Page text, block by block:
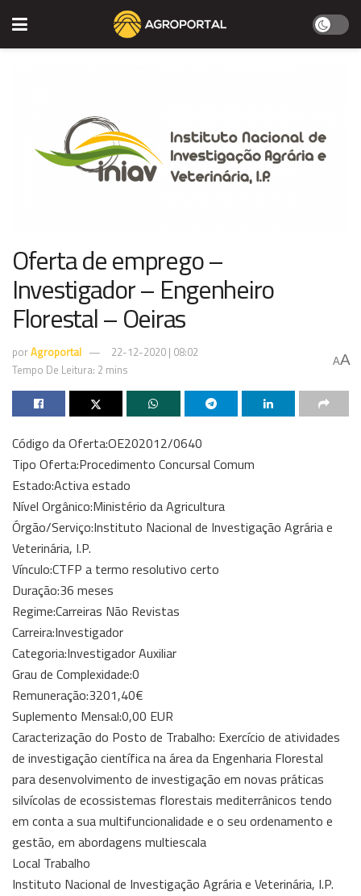
Oferta de emprego –
Investigador – Engenheiro
Florestal – Oeiras
porAgroportal
22-12-2020 | 08:02
Tempo De Leitura: 2 mins
AA
Código da Oferta:OE202012/0640
Tipo Oferta:Procedimento Concursal Comum
Estado:Activa estado
Nível Orgânico:Ministério da Agricultura
Órgão/Serviço:Instituto Nacional de Investigação Agrária e
Veterinária, I.P.
Vínculo:CTFP a termo resolutivo certo
Duração:36 meses
Regime:Carreiras Não Revistas
Carreira:Investigador
Categoria:Investigador Auxiliar
Grau de Complexidade:0
Remuneração:3201,40€
Suplemento Mensal:0,00 EUR
Caracterização do Posto de Trabalho: Exercício de atividades
de investigação científica na área da Engenharia Florestal
para desenvolvimento de investigação em novas práticas
silvícolas de ecossistemas florestais mediterrânicos tendo
em conta a sua multifuncionalidade e o seu ordenamento e
gestão, em abordagens multiescala
Local Trabalho
Instituto Nacional de Investigação Agrária e Veterinária, I.P.